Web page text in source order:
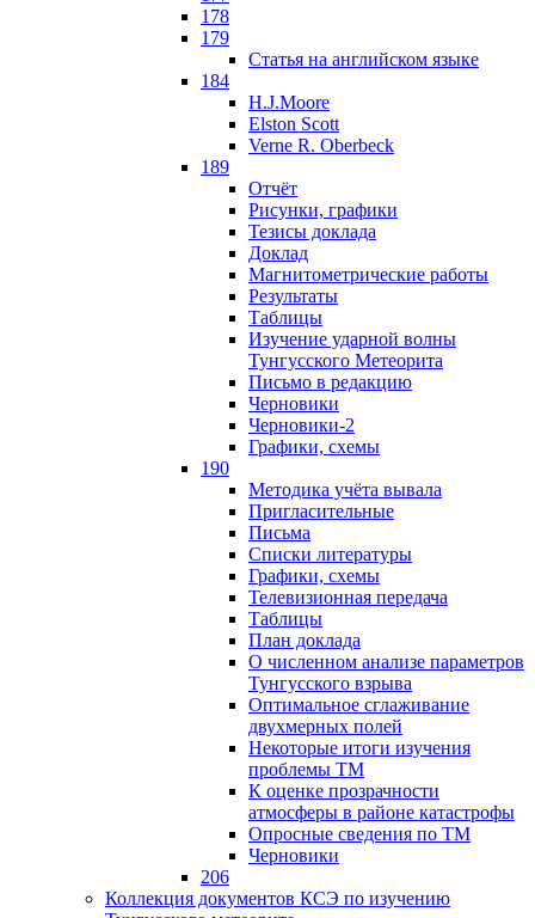
178
179
Статья на английском языке
184
H.J.Moore
Elston Scott
Verne R. Oberbeck
189
Отчёт
Рисунки, графики
Тезисы доклада
Доклад
Магнитометрические работы
Результаты
Таблицы
Изучение ударной волны
Тунгусского Метеорита
Письмо в редакцию
Черновики
Черновики-2
Графики, схемы
190
Методика учёта вывала
Пригласительные
Письма
Списки литературы
Графики, схемы
Телевизионная передача
Таблицы
План доклада
О численном анализе параметров
Тунгусского взрыва
Оптимальное сглаживание
двухмерных полей
Некоторые итоги изучения
проблемы ТМ
К оценке прозрачности
атмосферы в районе катастрофы
Опросные сведения по ТМ
Черновики
206
Коллекция документов КСЭ по изучению